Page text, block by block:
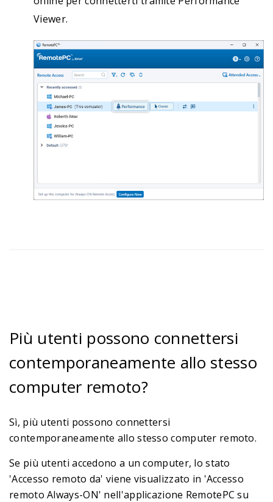
Viewer.
Più utenti possono connettersi
contemporaneamente allo stesso
computer remoto?
Sì, più utenti possono connettersi
contemporaneamente allo stesso computer remoto.
Se più utenti accedono a un computer, lo stato
'Accesso remoto da' viene visualizzato in 'Accesso
remoto Always-ON' nell'applicazione RemotePC su